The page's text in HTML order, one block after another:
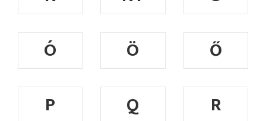
Ó
Ö
Ő
P
Q
R